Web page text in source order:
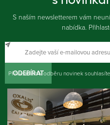
S naším newsletterem vám
nabídka.
ODEBÍRAT
Přihlášením k odběru novinek